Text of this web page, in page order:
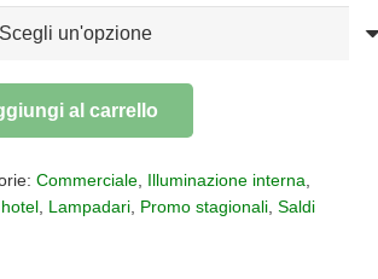
al carrello
Commerciale, Illuminazione interna
Lampadari Promo stagionali Saldi